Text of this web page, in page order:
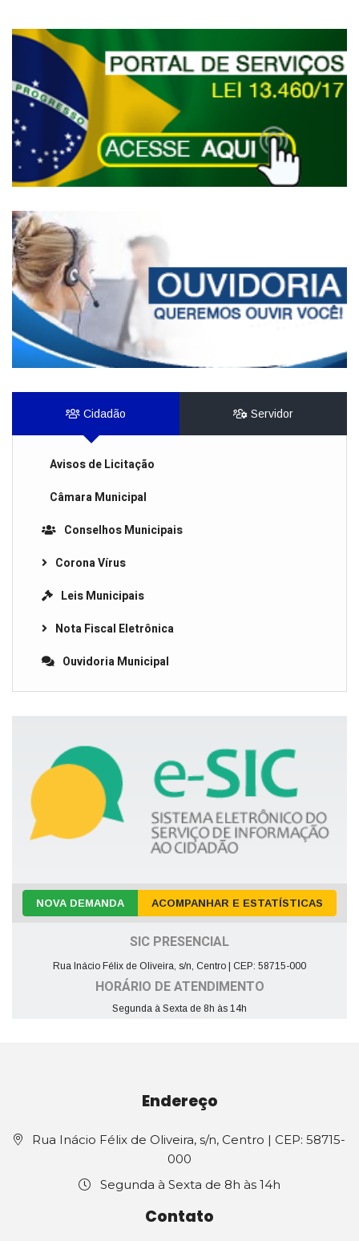
Cidadão Servidor
Avisos de Licitação
Câmara Municipal
Conselhos Municipais
Corona Vírus
Leis Municipais
Nota Fiscal Eletrônica
Ouvidoria Municipal
NOVA DEMANDA ACOMPANHAR E ESTATÍSTICAS
SIC PRESENCIAL
Rua Inácio Félix de Oliveira, s/n, Centro | CEP: 58715-000
HORÁRIO DE ATENDIMENTO
Segunda à Sexta de 8h às 14h
Endereço
Rua Inácio Félix de Oliveira, s/n, Centro | CEP: 58715-
000
Segunda à Sexta de 8h às 14h
Contato